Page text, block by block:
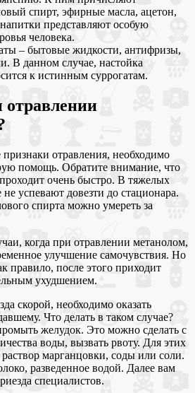
спирт, эфирные масла, ацетон,
представляют особую
человека.
– бытовые жидкости, антифризы,
В данном случае, настойка
к истинным суррогатам.
отравлении
отравления, необходимо
помощь. Обратите внимание, что
очень быстро. В тяжелых
успевают довезти до стационара.
спирта можно умереть за
когда при отравлении метанолом,
улучшение самочувствия. Но
правило, после этого приходит
ухудшением.
скорой, необходимо оказать
Что делать в таком случае?
желудок. Это можно сделать с
воды, вызвать рвоту. Для этих
марганцовки, соды или соли.
разведенное водой. Далее вам
специалистов.